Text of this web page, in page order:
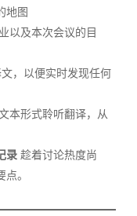
地图
以及本次会议的目
，以便实时发现任何
形式聆听翻译，从
录趁着讨论热度尚
。